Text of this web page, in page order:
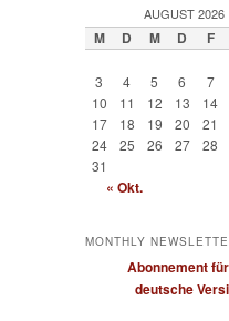
AUGUST 2026
M D M D F
3
4 5 6 7
10
11 12 13 14
17
18 19 20 21
24
25 26 27 28
31
« Okt.
MONTHLY
Abonnement
deutsche